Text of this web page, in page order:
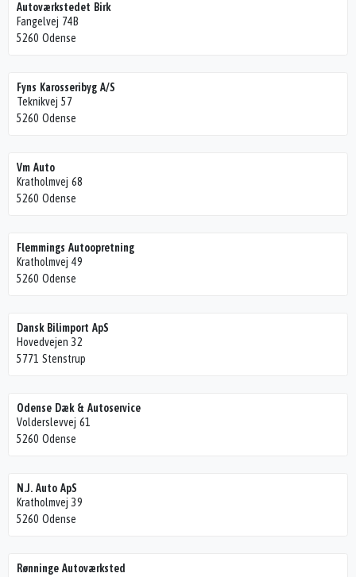
Autoværkstedet Birk
Fangelvej 74B
5260 Odense
Fyns Karosseribyg A/S
Teknikvej 57
5260 Odense
Vm Auto
Kratholmvej 68
5260 Odense
Flemmings Autoopretning
Kratholmvej 49
5260 Odense
Dansk Bilimport ApS
Hovedvejen 32
5771 Stenstrup
Odense Dæk & Autoservice
Volderslevvej 61
5260 Odense
N.J. Auto ApS
Kratholmvej 39
5260 Odense
Rønninge Autoværksted